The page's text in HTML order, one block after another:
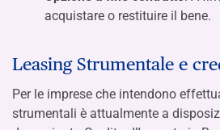
acquistare o restituire il bene.
Leasing Strumentale e
Per le imprese che intendono
strumentali è attualmente a